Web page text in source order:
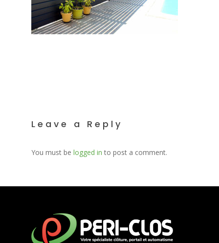
Leave a Reply
You must be logged in to post a comment.